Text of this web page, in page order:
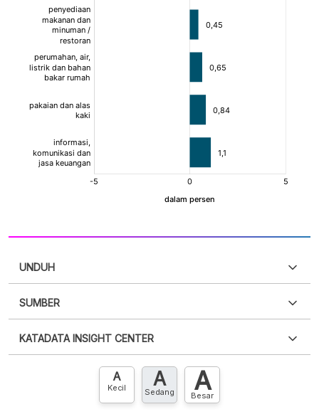
UNDUH
XLS
SUMBER
punya akun?Silakan Daftar sekarang
KATADATA INSIGHT CENTER
Hubungi sekarang »
A
Kecil A
Sedang A
Besar